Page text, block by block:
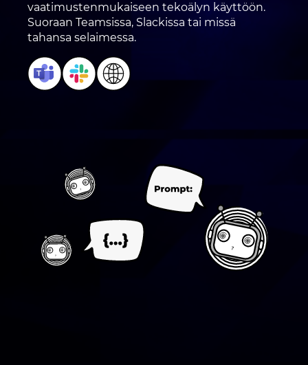
vaatimustenmukaiseen tekoälyn käyttöön.
Suoraan Teamsissa, Slackissa tai missä
tahansa selaimessa.